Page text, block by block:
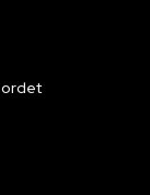
ordet